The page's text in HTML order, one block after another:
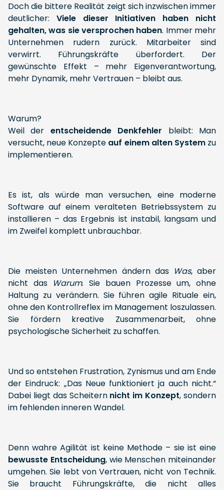
Doch die bittere Realität zeigt sich inzwischen immer
deutlicher: Viele dieser Initiativen haben nicht
gehalten, was sie versprochen haben. Immer mehr
Unternehmen rudern zurück. Mitarbeiter sind
verwirrt. Führungskräfte überfordert. Der
gewünschte Effekt – mehr Eigenverantwortung,
mehr Dynamik, mehr Vertrauen – bleibt aus.
Warum?
Weil der entscheidende Denkfehler bleibt: Man
versucht, neue Konzepte auf einem alten Systemzu
implementieren.
Es ist, als würde man versuchen, eine moderne
Software auf einem veralteten Betriebssystem zu
installieren – das Ergebnis ist instabil, langsam und
im Zweifel komplett unbrauchbar.
Die meisten Unternehmen ändern das Was, aber
nicht das Warum. Sie bauen Prozesse um, ohne
Haltung zu verändern. Sie führen agile Rituale ein,
ohne den Kontrollreflex im Management loszulassen.
Sie fördern kreative Zusammenarbeit, ohne
psychologische Sicherheit zu schaffen.
Und so entstehen Frustration, Zynismus und am Ende
der Eindruck: „Das Neue funktioniert ja auch nicht.“
Dabei liegt das Scheitern nicht im Konzept, sondern
im fehlenden inneren Wandel.
Denn wahre Agilität ist keine Methode – sie ist eine
bewusste Entscheidung, wie Menschen miteinander
umgehen. Sie lebt von Vertrauen, nicht von Technik.
Sie braucht Führungskräfte, die nicht alles